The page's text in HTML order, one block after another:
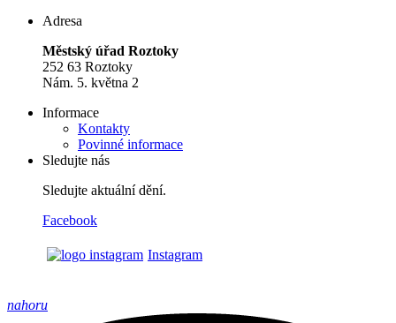
Adresa
Městský úřad Roztoky
252 63 Roztoky
Nám. 5. května 2
Informace
Kontakty
Povinné informace
Sledujte nás
Sledujte aktuální dění.
Facebook
Instagram
nahoru